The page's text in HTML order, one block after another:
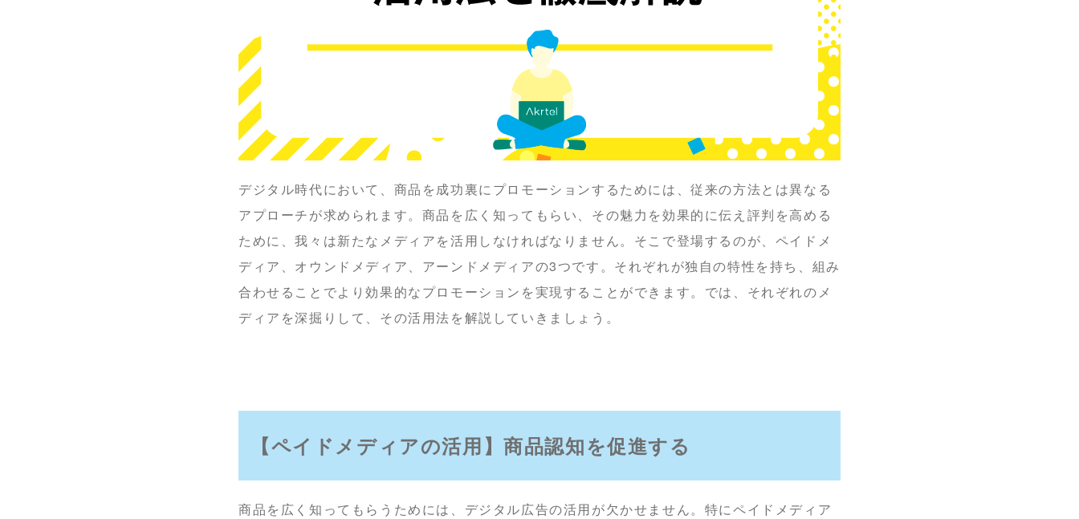
デジタル時代において、商品を成功裏にプロモーションするためには、従来の方法とは異なる
アプローチが求められます。商品を広く知ってもらい、その魅力を効果的に伝え評判を高める
ために、我々は新たなメディアを活用しなければなりません。そこで登場するのが、ペイドメ
ディア、オウンドメディア、アーンドメディアの3つです。それぞれが独自の特性を持ち、組み
合わせることでより効果的なプロモーションを実現することができます。では、それぞれのメ
ディアを深掘りして、その活用法を解説していきましょう。
【ペイドメディアの活用】商品認知を促進する
商品を広く知ってもらうためには、デジタル広告の活用が欠かせません。特にペイドメディア